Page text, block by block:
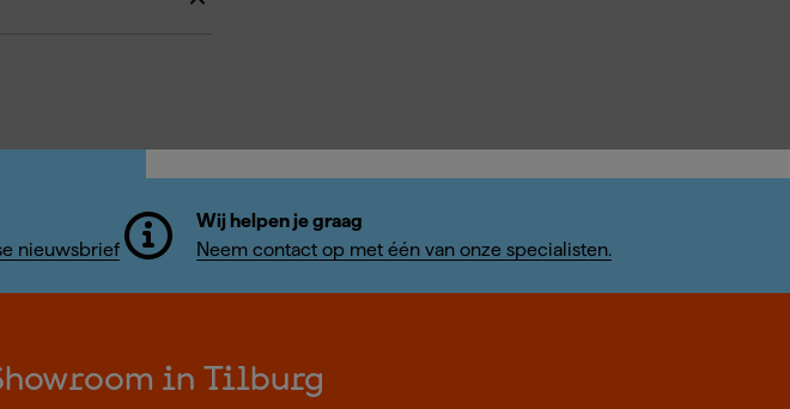
nieuwsbrief
Wij helpen je graag
Neem contact op met één van onze specialisten.
in Tilburg